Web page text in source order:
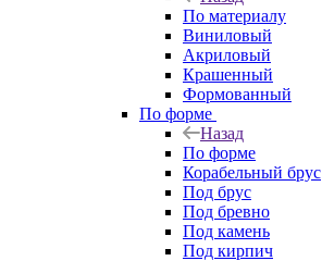
По материалу
Виниловый
Акриловый
Крашенный
Формованный
По форме
Назад
По форме
Корабельный брус
Под брус
Под бревно
Под камень
Под кирпич